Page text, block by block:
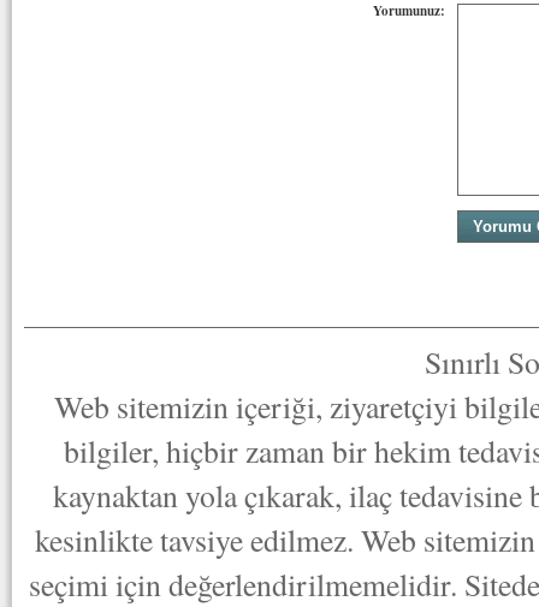
Yorumunuz:
Sınırlı
Web sitemizin içeriği, ziyaretçiyi
bilgiler, hiçbir zaman bir hekim
kaynaktan yola çıkarak, ilaç
kesinlikte tavsiye edilmez. Web
seçimi için değerlendirilmemelidir.